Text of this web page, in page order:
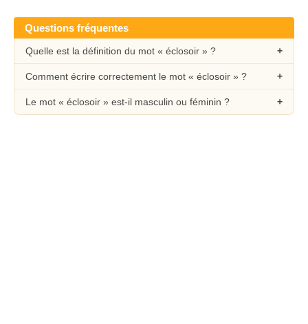
Questions fréquentes
Quelle est la définition du mot « éclosoir » ?
Comment écrire correctement le mot « éclosoir » ?
Le mot « éclosoir » est-il masculin ou féminin ?